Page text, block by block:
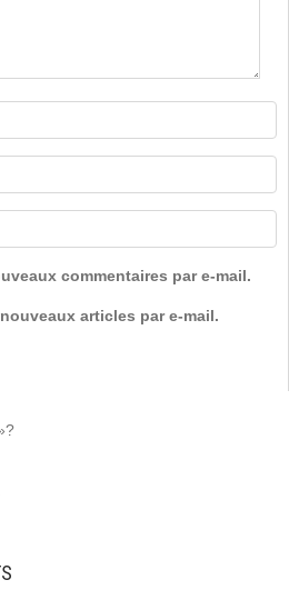
commentaires par e-mail.
articles par e-mail.